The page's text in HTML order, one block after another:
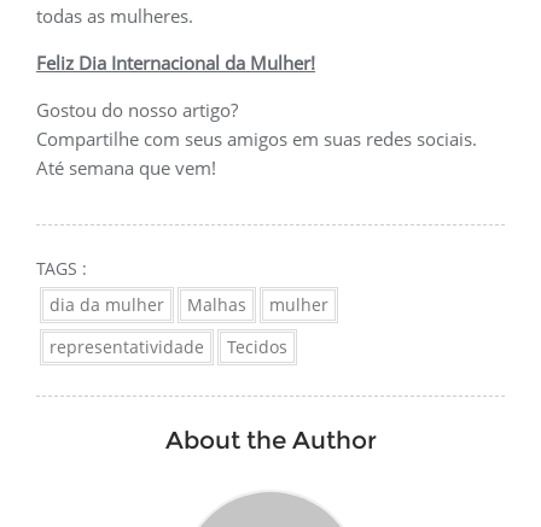
todas as mulheres.
Feliz Dia Internacional da Mulher!
Gostou do nosso artigo?
Compartilhe com seus amigos em suas redes sociais.
Até semana que vem!
TAGS :
dia da mulher
Malhas
mulher
representatividade
Tecidos
About the Author